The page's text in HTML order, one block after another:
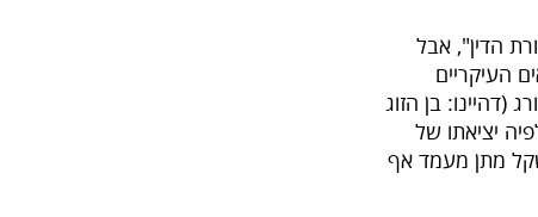
הדין", אבל
העיקריים
(דהיינו: בן הזוג
יציאתו של
מתן מעמד אף